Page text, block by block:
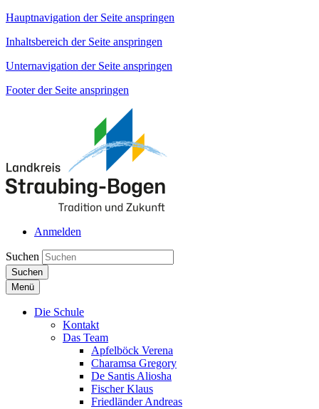
Hauptnavigation der Seite anspringen
Inhaltsbereich der Seite anspringen
Unternavigation der Seite anspringen
Footer der Seite anspringen
Anmelden
Suchen
Suchen
Menü
Die Schule
Kontakt
Das Team
Apfelböck Verena
Charamsa Gregory
De Santis Aliosha
Fischer Klaus
Friedländer Andreas